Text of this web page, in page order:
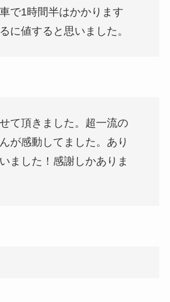
で1時間半はかかります
に値すると思いました。
て頂きました。超一流の
が感動してました。あり
ました！感謝しかありま